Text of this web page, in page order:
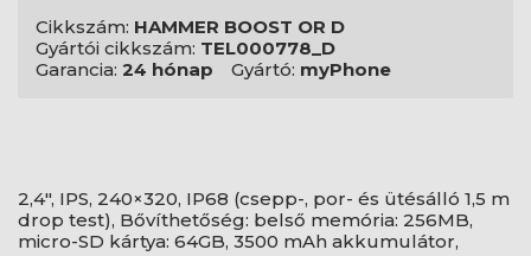
Cikkszám: HAMMER BOOST OR D
Gyártói cikkszám: TEL000778_D
Garancia: 24 hónap Gyártó: myPhone
2,4", IPS, 240×320, IP68 (csepp-, por- és ütésálló 1,5 m
drop test), Bővíthetőség: belső memória: 256MB,
micro-SD kártya: 64GB, 3500 mAh akkumulátor,